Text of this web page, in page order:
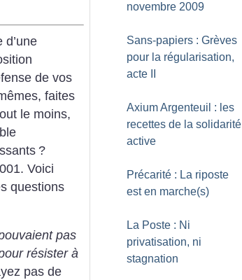
de vos
faites
le moins,
?
Voici
questions
pas
résister à
pas de
novembre 2009
Sans-papiers : Grèves
pour la régularisation,
acte II
Axium Argenteuil : les
recettes de la solidarité
active
Précarité : La riposte
est en marche(s)
La Poste : Ni
privatisation, ni
stagnation